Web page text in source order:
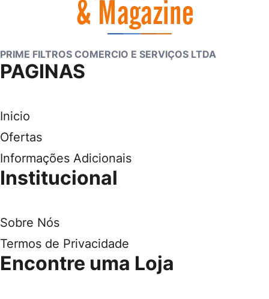
PRIME FILTROS COMERCIO E SERVIÇOS LTDA
PAGINAS
Inicio
Ofertas
Informações Adicionais
Institucional
Sobre Nós
Termos de Privacidade
Encontre uma Loja